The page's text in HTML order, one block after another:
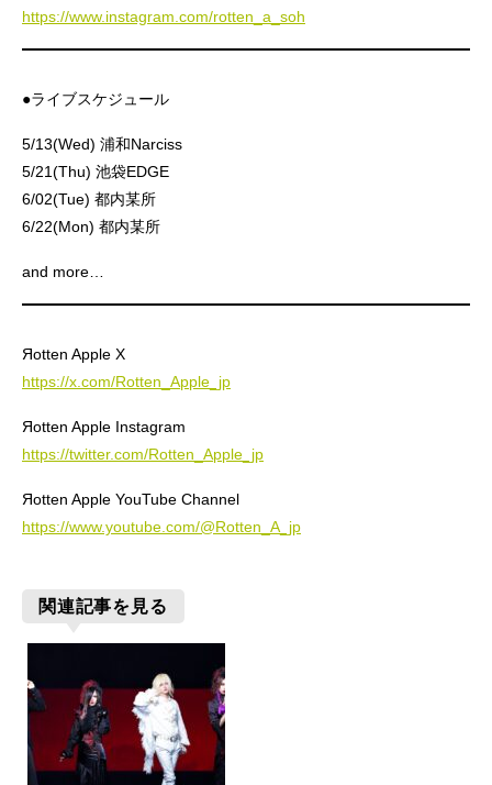
https://www.instagram.com/rotten_a_soh
●ライブスケジュール
5/13(Wed) 浦和Narciss
5/21(Thu) 池袋EDGE
6/02(Tue) 都内某所
6/22(Mon) 都内某所
and more…
Яotten Apple X
https://x.com/Rotten_Apple_jp
Яotten Apple Instagram
https://twitter.com/Rotten_Apple_jp
Яotten Apple YouTube Channel
https://www.youtube.com/@Rotten_A_jp
関連記事を見る